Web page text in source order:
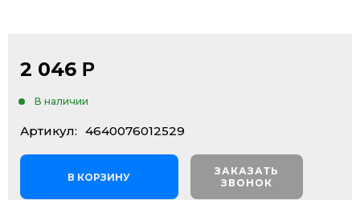
2 046 Р
В наличии
Артикул: 4640076012529
В КОРЗИНУ
ЗАКАЗАТЬ
ЗВОНОК